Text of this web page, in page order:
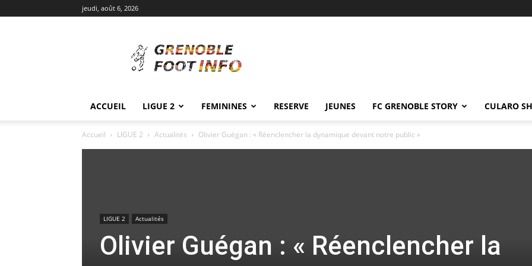
jeudi, août 6, 2026
Foot
Info
ACCUEIL LIGUE 2 FEMININES RESERVE JEUNES FC GRENOBLE STORY CULARO
Accueil LIGUE 2 Actualités Olivier Guégan : « Réenclencher la dynamique devant notre public »
LIGUE 2 Actualités
Olivier Guégan : « Réenclencher la